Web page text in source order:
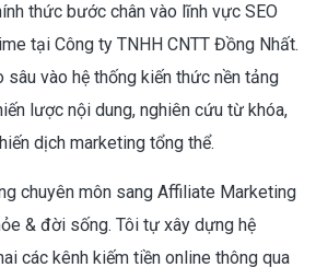
thức bước chân vào lĩnh vực SEO
tại Công ty TNHH CNTT Đồng Nhất.
vào hệ thống kiến thức nền tảng
lược nội dung, nghiên cứu từ khóa,
dịch marketing tổng thể.
chuyên môn sang Affiliate Marketing
& đời sống. Tôi tự xây dựng hệ
các kênh kiếm tiền online thông qua